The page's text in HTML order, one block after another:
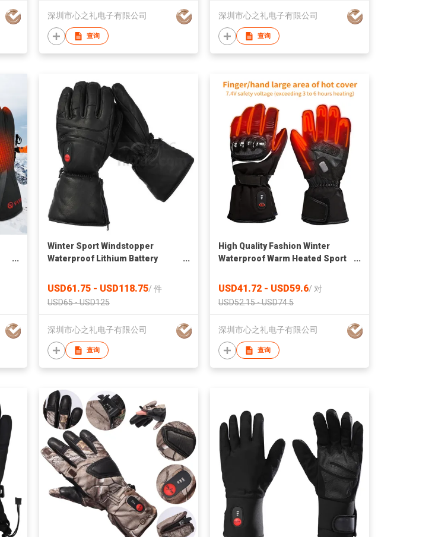
深圳市心之礼电子有限公司
查询
深圳市心之礼电子有限公司
查询
Winter Sport Windstopper
Waterproof Lithium Battery
USD61.75 - USD118.75/ 件
USD65 - USD125
深圳市心之礼电子有限公司
查询
High Quality Fashion Winter
Waterproof Warm Heated Sport
Skiing Fishing Heated Glove
USD41.72 - USD59.6/ 对
USD52.15 - USD74.5
深圳市心之礼电子有限公司
查询